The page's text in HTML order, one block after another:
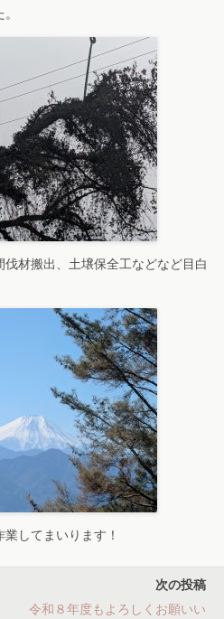
材搬出、土壌保全工などなど目白
してまいります！
次の投稿
令和８年度もよろしくお願いい